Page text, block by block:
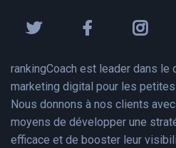
rankingCoach est leader dans
marketing digital pour les
Nous donnons à nos clients
moyens de développer une
efficace et de booster leur